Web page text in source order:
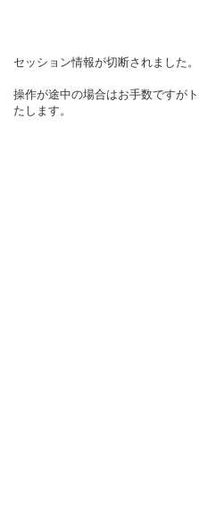
セッション情報が切断されました。
操作が途中の場合はお手数ですが
たします。